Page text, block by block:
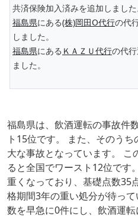
共済保険加入済みを追加しました
福島県にある(株)岡田O代行の代
しました。
福島県にある ＫＡＺＵ代行の代
ました。
福島県は、飲酒運転の事故件
ト15位です。 また、そのう
大な事故となっています。 こ
ると全国でワースト12位です
重くなっており、基礎点数35
格期間3年の重い処分が待っ
数を早急に0件にし、飲酒運